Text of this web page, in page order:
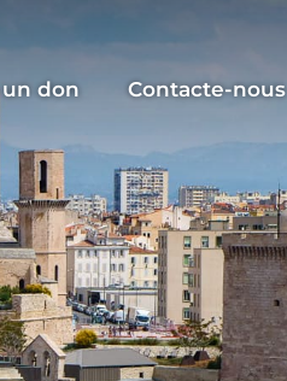
un don Contacte-nous